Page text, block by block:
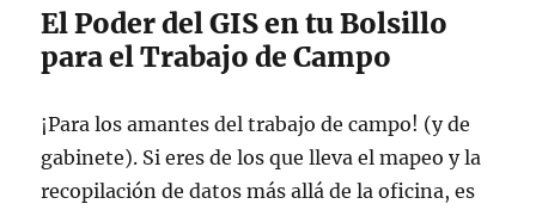
El Poder del GIS en tu Bolsillo
para el Trabajo de Campo
¡Para los amantes del trabajo de campo! (y de
gabinete). Si eres de los que lleva el mapeo y la
recopilación de datos más allá de la oficina, es